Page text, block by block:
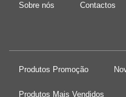
Sobre nós Contactos
Produtos Promoção
Produtos Mais Vendidos